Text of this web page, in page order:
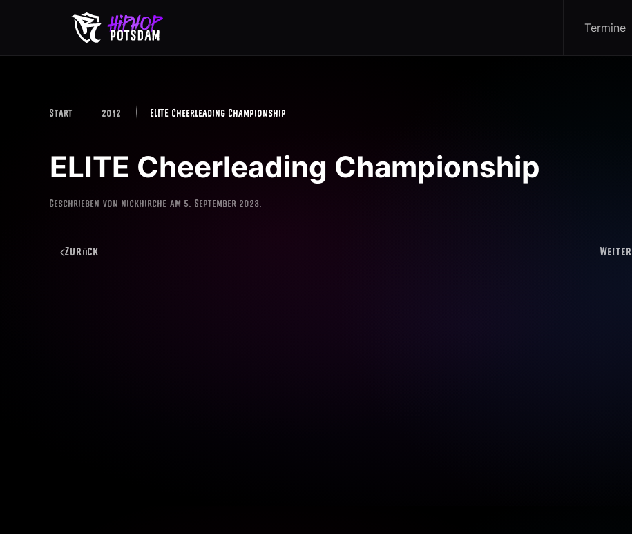
Skip to main content Termine
Start 2012 ELITE Cheerleading Championship
ELITE Cheerleading Championship
Geschrieben von nickhirche am 5. September 2023.
Zurück Weiter